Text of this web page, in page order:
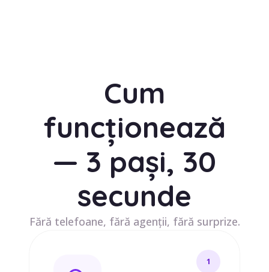
Cum
funcționează
— 3 pași, 30
secunde
Fără telefoane, fără agenții, fără surprize.
1